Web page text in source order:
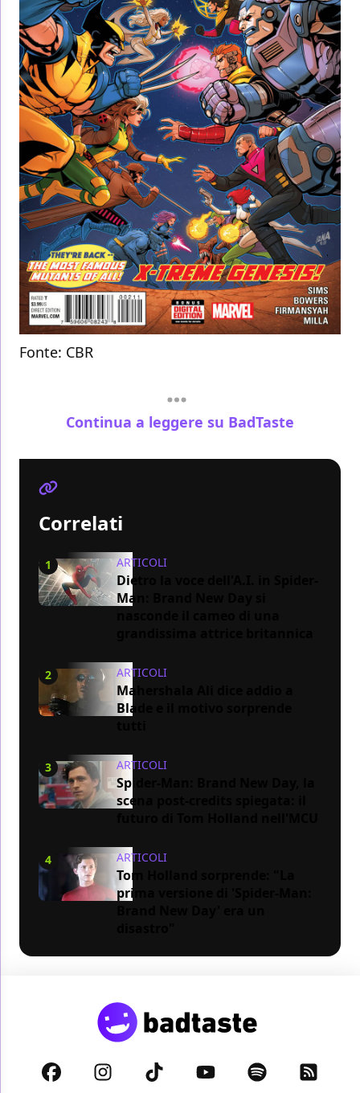
Fonte: CBR
Continua a leggere su BadTaste
Correlati
1 ARTICOLI
Dietro la voce dell'A.I. in Spider-
Man: Brand New Day si
2 ARTICOLI
Mahershala Ali dice addio a
Blade e il motivo sorprende
3 ARTICOLI
Spider-Man: Brand New Day, la
scena post-credits spiegata: il
4 ARTICOLI
Tom Holland sorprende: "La
prima versione di 'Spider-Man: